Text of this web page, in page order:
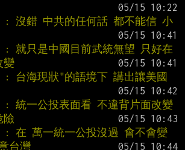
: 沒錯 中共的任何話 都不能信 小
: 就只是中國目前武統無望 只好在
變
: 台海現狀"的語境下 講出讓美國
: 統一公投表面看 不違背片面改變
險
: 在 萬一統一公投沒過 會不會變
台灣